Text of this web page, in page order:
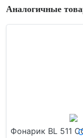
Аналогичные
Фонарик BL 511